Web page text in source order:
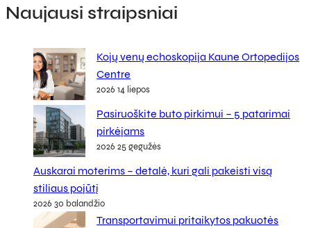
Naujausi straipsniai
Kojų venų echoskopija Kaune Ortopedijos
Centre
2026 14 liepos
Pasiruoškite buto pirkimui – 5 patarimai
pirkėjams
2026 25 gegužės
Auskarai moterims – detalė, kuri gali pakeisti visą
stiliaus pojūtį
2026 30 balandžio
Transportavimui pritaikytos pakuotės